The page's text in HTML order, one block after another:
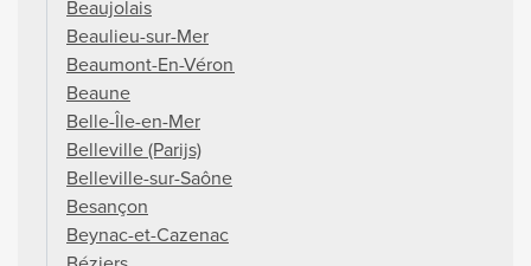
Beaujolais
Beaulieu-sur-Mer
Beaumont-En-Véron
Beaune
Belle-Île-en-Mer
Belleville (Parijs)
Belleville-sur-Saône
Besançon
Beynac-et-Cazenac